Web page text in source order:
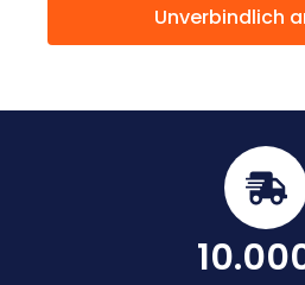
Unverbindlich